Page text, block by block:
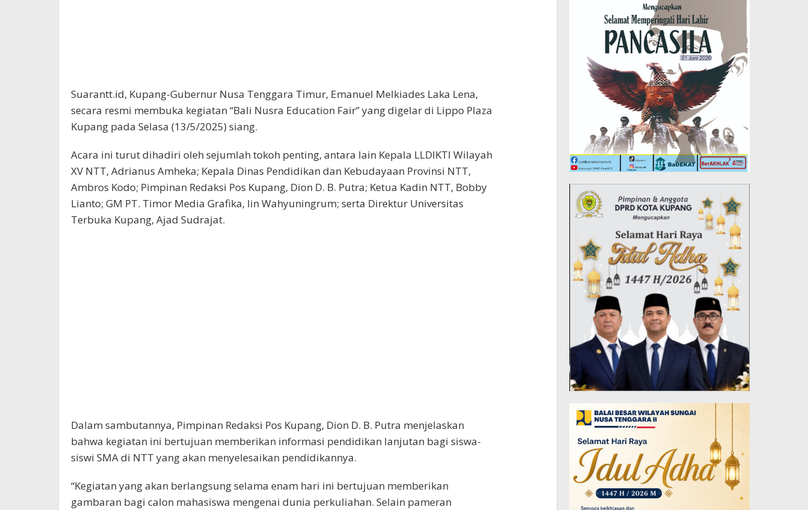
Suarantt.id, Kupang-Gubernur Nusa Tenggara Timur, Emanuel Melkiades Laka Lena,
secara resmi membuka kegiatan “Bali Nusra Education Fair” yang digelar di Lippo Plaza
Kupang pada Selasa (13/5/2025) siang.
Acara ini turut dihadiri oleh sejumlah tokoh penting, antara lain Kepala LLDIKTI Wilayah
XV NTT, Adrianus Amheka; Kepala Dinas Pendidikan dan Kebudayaan Provinsi NTT,
Ambros Kodo; Pimpinan Redaksi Pos Kupang, Dion D. B. Putra; Ketua Kadin NTT, Bobby
Lianto; GM PT. Timor Media Grafika, Iin Wahyuningrum; serta Direktur Universitas
Terbuka Kupang, Ajad Sudrajat.
Dalam sambutannya, Pimpinan Redaksi Pos Kupang, Dion D. B. Putra menjelaskan
bahwa kegiatan ini bertujuan memberikan informasi pendidikan lanjutan bagi siswa-
siswi SMA di NTT yang akan menyelesaikan pendidikannya.
“Kegiatan yang akan berlangsung selama enam hari ini bertujuan memberikan
gambaran bagi calon mahasiswa mengenai dunia perkuliahan. Selain pameran